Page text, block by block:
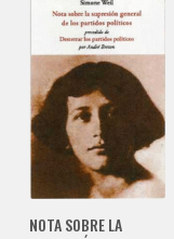
NOTA SOBRE LA